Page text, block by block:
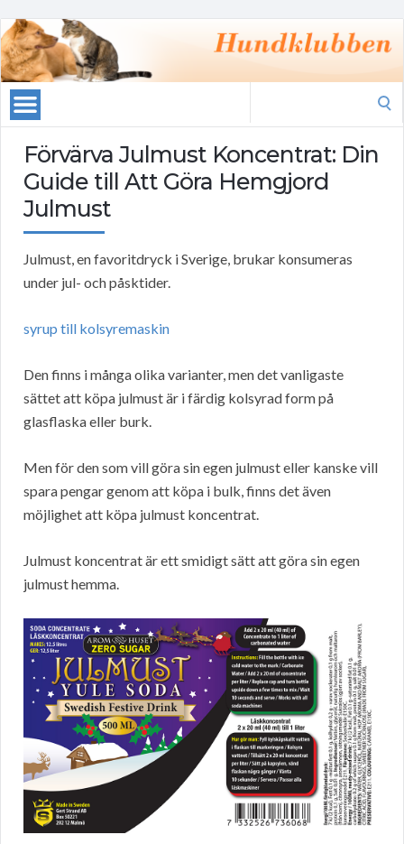
Förvärva Julmust Koncentrat: Din
Guide till Att Göra Hemgjord
Julmust
Julmust, en favoritdryck i Sverige, brukar konsumeras
under jul- och påsktider.
syrup till kolsyremaskin
Den finns i många olika varianter, men det vanligaste
sättet att köpa julmust är i färdig kolsyrad form på
glasflaska eller burk.
Men för den som vill göra sin egen julmust eller kanske vill
spara pengar genom att köpa i bulk, finns det även
möjlighet att köpa julmust koncentrat.
Julmust koncentrat är ett smidigt sätt att göra sin egen
julmust hemma.